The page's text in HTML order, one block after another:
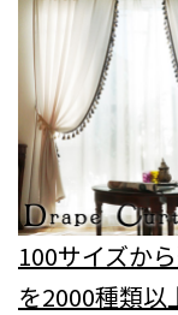
100サイズか
を2000種類